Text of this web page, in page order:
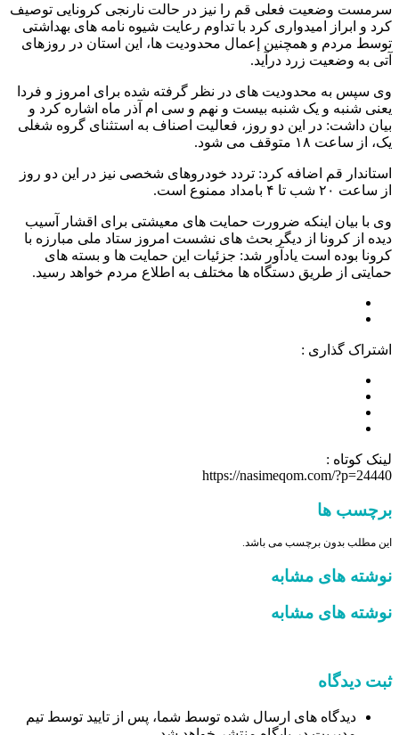
سرمست وضعیت فعلی قم را نیز در حالت نارنجی کرونایی توصیف
کرد و ابراز امیدواری کرد با تداوم رعایت شیوه نامه های بهداشتی
توسط مردم و همچنین إعمال محدودیت ها، این استان در روزهای
آتی به وضعیت زرد درآید.
وی سپس به محدودیت های در نظر گرفته شده برای امروز و فردا
یعنی شنبه و یک شنبه بیست و نهم و سی ام آذر ماه اشاره کرد و
بیان داشت: در این دو روز، فعالیت اصناف به استثنای گروه شغلی
یک، از ساعت ۱۸ متوقف می شود.
استاندار قم اضافه کرد: تردد خودروهای شخصی نیز در این دو روز
از ساعت ۲۰ شب تا ۴ بامداد ممنوع است.
وی با بیان اینکه ضرورت حمایت های معیشتی برای اقشار آسیب
دیده از کرونا از دیگر بحث های نشست امروز ستاد ملی مبارزه با
کرونا بوده است یادآور شد: جزئیات این حمایت ها و بسته های
حمایتی از طریق دستگاه ها مختلف به اطلاع مردم خواهد رسید.
اشتراک گذاری :
لینک کوتاه :
https://nasimeqom.com/?p=24440
برچسب ها
این مطلب بدون برچسب می باشد.
نوشته های مشابه
نوشته های مشابه
ثبت دیدگاه
دیدگاه های ارسال شده توسط شما، پس از تایید توسط تیم